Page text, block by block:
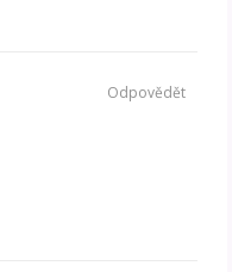
Odpovědět